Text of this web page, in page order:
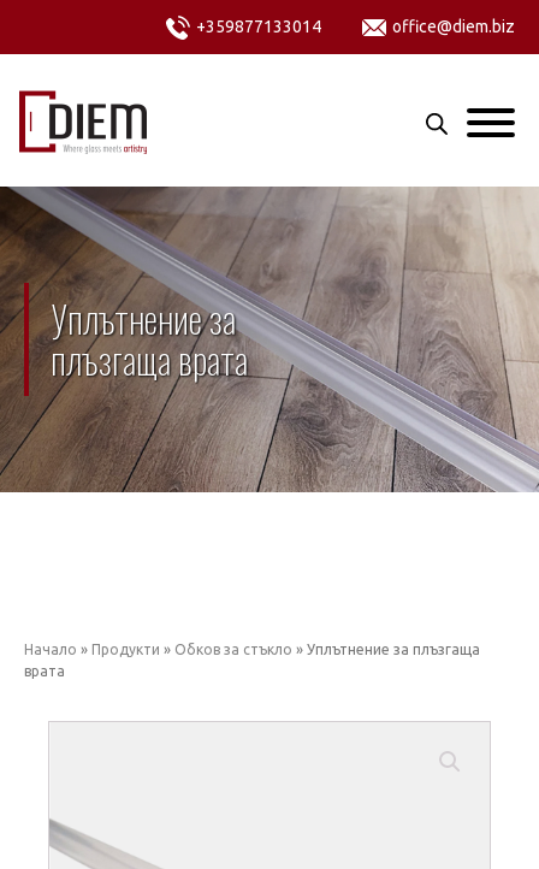
+359877133014 office@diem.biz
Уплътнение за
плъзгаща врата
Начало » Продукти » Обков за стъкло » Уплътнение за плъзгаща
врата